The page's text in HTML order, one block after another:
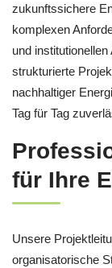
zukunftssichere
komplexen
und
strukturierte
nachhaltiger
Tag für Tag
für Ihre
Unsere
organisatorische